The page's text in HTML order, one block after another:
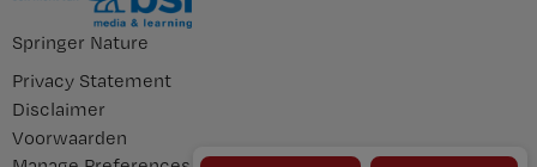
Springer Nature
Privacy Statement
Disclaimer
Voorwaarden